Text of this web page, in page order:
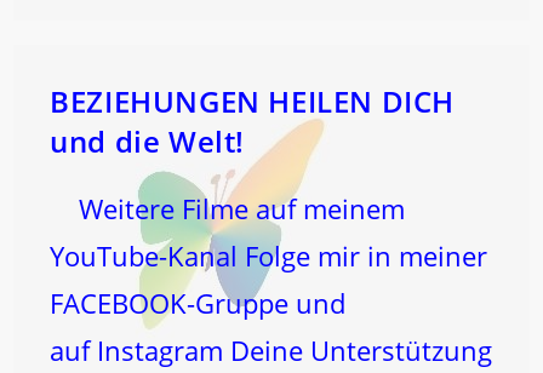
BEZIEHUNGEN HEILEN DICH
und die Welt!
Weitere Filme auf meinem
YouTube-Kanal Folge mir in meiner
FACEBOOK-Gruppe und
auf Instagram Deine Unterstützung